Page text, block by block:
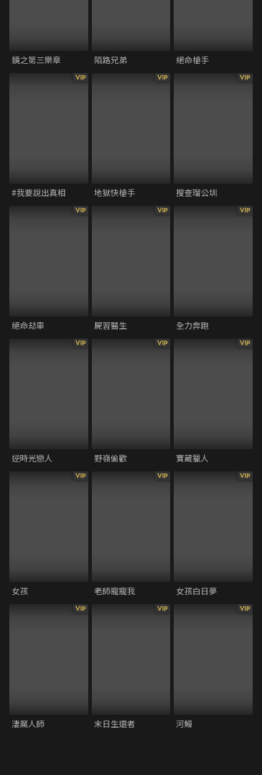
鏡之第三樂章 陌路兄弟 絕命槍手
VIP
#我要說出真相
VIP
地獄快槍手
VIP
搜查瑠公圳
VIP
絕命劫車
VIP
屍習醫生
VIP
全力奔跑
VIP
逆時光戀人
VIP
野嶺偷歡
VIP
寶藏獵人
VIP
女孩
VIP
老師寵寵我
VIP
女孩白日夢
VIP
淒厲人師
VIP
末日生還者
VIP
河鰻